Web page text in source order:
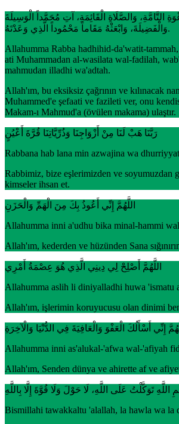
التَّامَّةِ، وَالصَّلَاةِ الْقَائِمَةِ، آتِ مُحَمَّداً الْوَسِيلَةَ
وَالْفَضِيلَةَ، وَابْعَثْهُ مَقَاماً مَحْمُوداً الَّذِي وَعَدْتَهُ.
Allahumma Rabba hadhihid-da'watit-
ati Muhammadan al-wasilata wal-fadilah,
mahmudan illadhi wa'adtah.
Allah'ım, bu eksiksiz çağrının ve kılınacak
Muhammed'e şefaati ve fazileti ver, onu
Makam-ı Mahmud'a (övülen makama) ulaştır.
رَبَّنَا هَبْ لَنَا مِنْ أَزْوَاجِنَا وَذُرِّيَّاتِنَا قُرَّةَ أَعْيُنٍ
Rabbana hab lana min azwajina wa
Rabbimiz, bize eşlerimizden ve soyumuzdan
kimseler ihsan et.
اللَّهُمَّ إِنِّي أَعُوذُ بِكَ مِنَ الْهَمِّ وَالْحَزَنِ
Allahumma inni a'udhu bika minal-hammi
Allah'ım, kederden ve hüzünden Sana
اللَّهُمَّ أَصْلِحْ لِي دِينِي الَّذِي هُوَ عِصْمَةُ أَمْرِي
Allahumma aslih li diniyalladhi huwa 'ismatu
Allah'ım, işlerimin koruyucusu olan dinimi
إِنِّي أَسْأَلُكَ الْعَفْوَ وَالْعَافِيَةَ فِي الدُّنْيَا وَالْآخِرَةِ
Allahumma inni as'alukal-'afwa wal-'afiyah
Allah'ım, Senden dünya ve ahirette af ve
اللَّهِ تَوَكَّلْتُ عَلَى اللَّهِ، لَا حَوْلَ وَلَا قُوَّةَ إِلَّا بِاللَّهِ
Bismillahi tawakkaltu 'alallah, la hawla wa la